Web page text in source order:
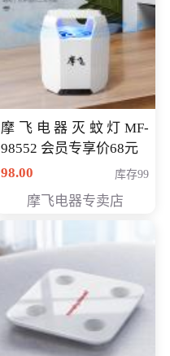
摩飞电器灭蚊灯MF-
98552 会员专享价68元
98.00
库存99
摩飞电器专卖店